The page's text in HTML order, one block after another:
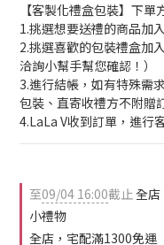
【客製化禮盒包裝】下單
1.挑選想要送禮的商品加
2.挑選喜歡的包裝禮盒加
洽詢小幫手幫您確認！）
3.進行結帳，如有特殊需
包裝、直寄收禮方不附贈
4.LaLa V收到訂單，進行
至09/04 16:00截止全店
小禮物
全店，宅配滿1300免運